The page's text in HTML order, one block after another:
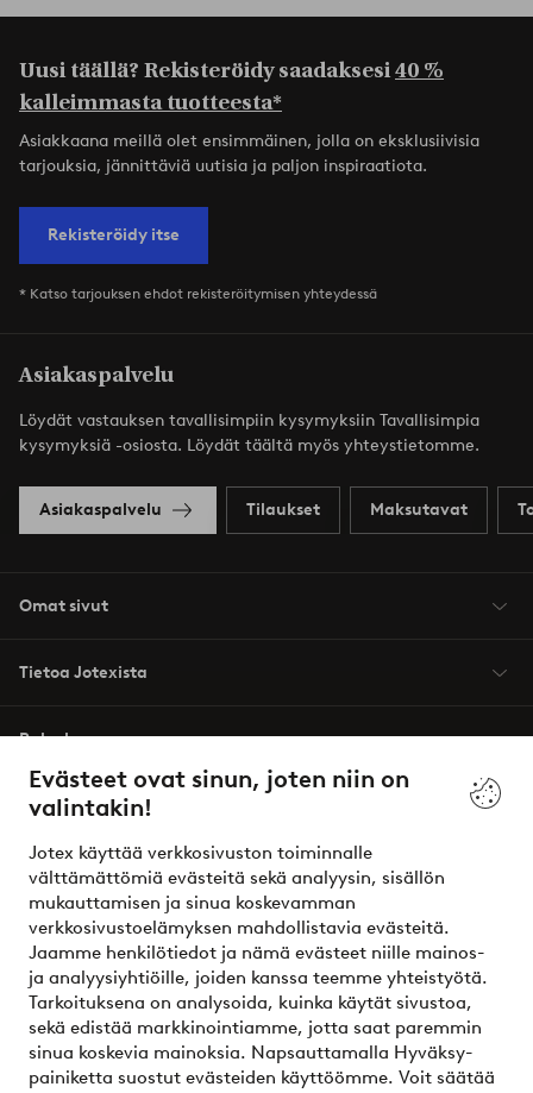
Evästeet ovat sinun, joten niin on
valintakin!
Jotex käyttää verkkosivuston toiminnalle
välttämättömiä evästeitä sekä analyysin, sisällön
mukauttamisen ja sinua koskevamman
verkkosivustoelämyksen mahdollistavia evästeitä.
Jaamme henkilötiedot ja nämä evästeet niille mainos-
ja analyysiyhtiöille, joiden kanssa teemme yhteistyötä.
Tarkoituksena on analysoida, kuinka käytät sivustoa,
sekä edistää markkinointiamme, jotta saat paremmin
sinua koskevia mainoksia. Napsauttamalla Hyväksy-
painiketta suostut evästeiden käyttöömme. Voit säätää
Uusi täällä? Rekisteröidy saadaksesi40 %
kalleimmasta tuotteesta*
Asiakkaana meillä olet ensimmäinen, jolla on eksklusiivisia
tarjouksia, jännittäviä uutisia ja paljon inspiraatiota.
Rekisteröidy itse
* Katso tarjouksen ehdot rekisteröitymisen yhteydessä
Asiakaspalvelu
Löydät vastauksen tavallisimpiin kysymyksiin Tavallisimpia
kysymyksiä -osiosta. Löydät täältä myös yhteystietomme.
Asiakaspalvelu Tilaukset Maksutavat
Omat sivut
Tietoa Jotexista
Palvelumme
Ehdot
Ystävät
Turvalliset maksut – maksa nyt tai erissä
Haluatko tietää lisää maksuvaihtoehdoistamme?
elpy